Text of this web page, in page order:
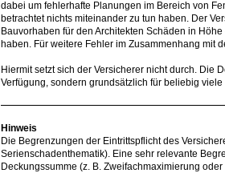
dabei um fehlerhafte Planungen im Bereich von
betrachtet nichts miteinander zu tun haben. Der
Bauvorhaben für den Architekten Schäden in
haben. Für weitere Fehler im Zusammenhang mit
Hiermit setzt sich der Versicherer nicht durch. Die
Verfügung, sondern grundsätzlich für beliebig
Hinweis
Die Begrenzungen der Eintrittspflicht des
Serienschadenthematik). Eine sehr relevante
Deckungssumme (z. B. Zweifachmaximierung